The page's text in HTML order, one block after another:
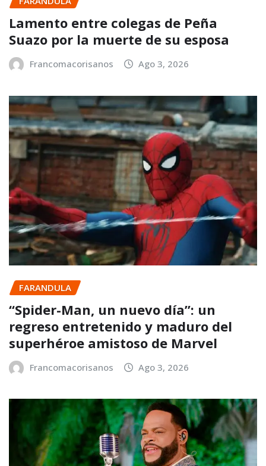
Lamento entre colegas de Peña
Suazo por la muerte de su esposa
Francomacorisanos Ago 3, 2026
FARANDULA
“Spider-Man, un nuevo día”: un
regreso entretenido y maduro del
superhéroe amistoso de Marvel
Francomacorisanos Ago 3, 2026